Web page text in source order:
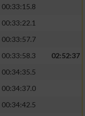
00:33:15.8
00:33:22.1
00:33:57.7
00:33:58.3
02:52:37
00:34:35.5
00:34:37.0
00:34:42.5